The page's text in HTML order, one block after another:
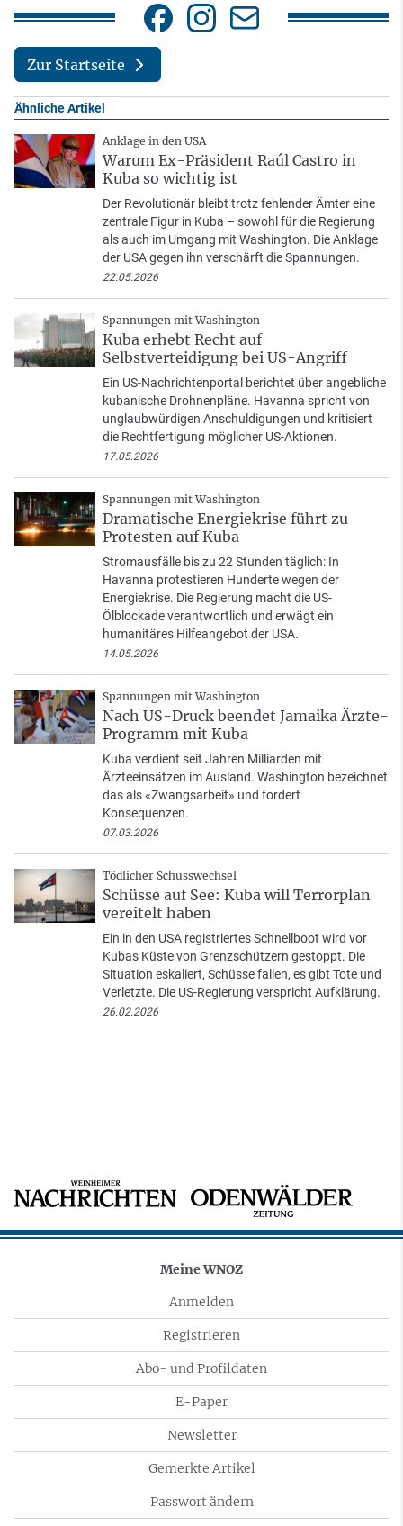
Zur Startseite
Ähnliche Artikel
Anklage in den USA
Warum Ex-Präsident Raúl Castro in
Kuba so wichtig ist
Der Revolutionär bleibt trotz fehlender Ämter eine
zentrale Figur in Kuba – sowohl für die Regierung
als auch im Umgang mit Washington. Die Anklage
der USA gegen ihn verschärft die Spannungen.
22.05.2026
Spannungen mit Washington
Kuba erhebt Recht auf
Selbstverteidigung bei US-Angriff
Ein US-Nachrichtenportal berichtet über angebliche
kubanische Drohnenpläne. Havanna spricht von
unglaubwürdigen Anschuldigungen und kritisiert
die Rechtfertigung möglicher US-Aktionen.
17.05.2026
Spannungen mit Washington
Dramatische Energiekrise führt zu
Protesten auf Kuba
Stromausfälle bis zu 22 Stunden täglich: In
Havanna protestieren Hunderte wegen der
Energiekrise. Die Regierung macht die US-
Ölblockade verantwortlich und erwägt ein
humanitäres Hilfeangebot der USA.
14.05.2026
Spannungen mit Washington
Nach US-Druck beendet Jamaika Ärzte-
Programm mit Kuba
Kuba verdient seit Jahren Milliarden mit
Ärzteeinsätzen im Ausland. Washington bezeichnet
das als «Zwangsarbeit» und fordert
Konsequenzen.
07.03.2026
Tödlicher Schusswechsel
Schüsse auf See: Kuba will Terrorplan
vereitelt haben
Ein in den USA registriertes Schnellboot wird vor
Kubas Küste von Grenzschützern gestoppt. Die
Situation eskaliert, Schüsse fallen, es gibt Tote und
Verletzte. Die US-Regierung verspricht Aufklärung.
26.02.2026
Meine WNOZ
Anmelden
Registrieren
Abo- und Profildaten
E-Paper
Newsletter
Gemerkte Artikel
Passwort ändern